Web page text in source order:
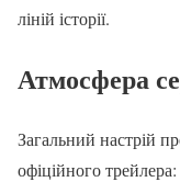
ліній історії.
Атмосфера
Загальний настрій
офіційного